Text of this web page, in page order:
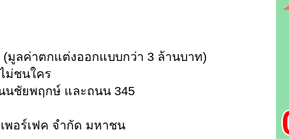
มูลค่าตกแต่งออกแบบกว่า 3 ล้านบาท)
ม่ชนใคร
นชัยพฤกษ์ และถนน 345
พอร์เฟค จำกัด มหาชน